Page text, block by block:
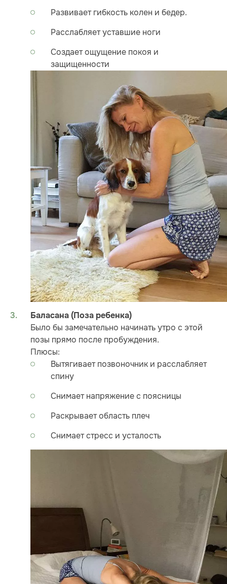
Развивает гибкость колен и бедер.
Расслабляет уставшие ноги
Создает ощущение покоя и
защищенности
Баласана (Поза ребенка)
Было бы замечательно начинать утро с этой
позы прямо после пробуждения.
Плюсы:
Вытягивает позвоночник и расслабляет
спину
Снимает напряжение с поясницы
Раскрывает область плеч
Снимает стресс и усталость